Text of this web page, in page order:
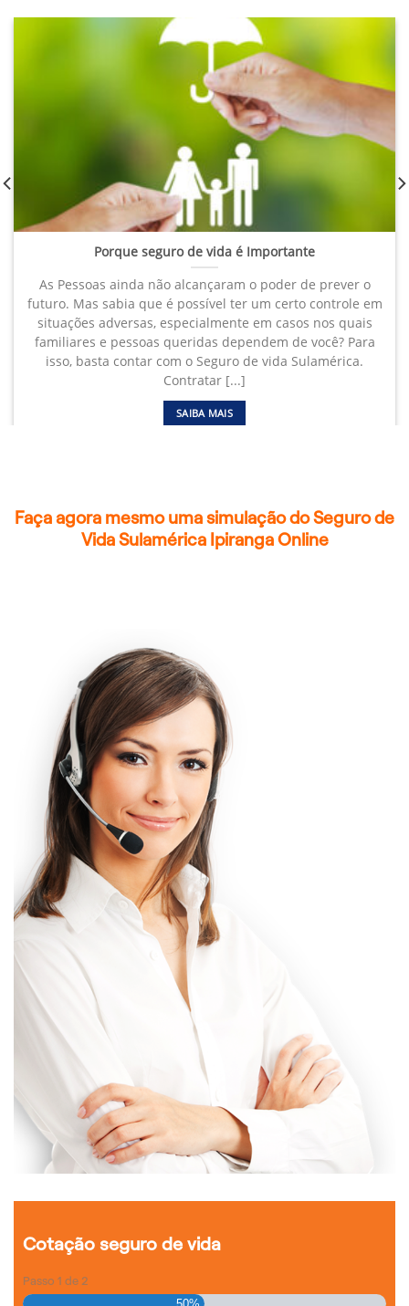
Porque seguro de vida é Importante
As Pessoas ainda não alcançaram o poder de prever o
futuro. Mas sabia que é possível ter um certo controle em
situações adversas, especialmente em casos nos quais
familiares e pessoas queridas dependem de você? Para
isso, basta contar com o Seguro de vida Sulamérica.
Contratar [...]
SAIBA MAIS
Faça agora mesmo uma simulação do Seguro de
Vida Sulamérica Ipiranga Online
Cotação seguro de vida
Passo 1 de 2